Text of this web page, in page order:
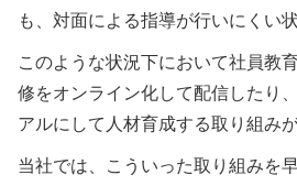
も、対面による指導が行いにくい
このような状況下において社員教
修をオンライン化して配信したり
アルにして人材育成する取り組み
当社では、こういった取り組みを